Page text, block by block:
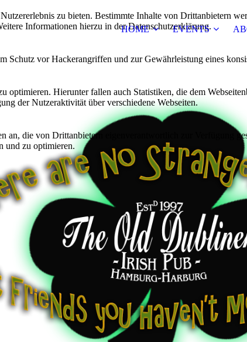
HOME EVENTS
zu bieten. Bestimmte Inhalte von Drittanbietern
Informationen hierzu in der Datenschutzerklärung.
vor Hackerangriffen und zur Gewährleistung eines
optimieren. Hierunter fallen auch Statistiken, die dem
der Nutzeraktivität über verschiedene Webseiten.
an, die von Drittanbietern eigenverantwortlich zur Verfügung
und zu optimieren.